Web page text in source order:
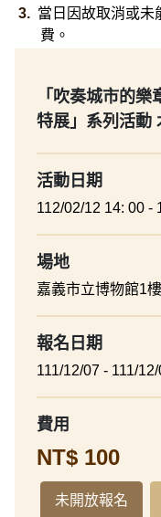
當日因故取消或未
費。
「吹奏城市的
特展」系列活動
活動日期
112/02/12 14: 00 -
場地
嘉義市立博物館1
報名日期
111/12/07 - 111/
費用
NT$ 100
未開放報名